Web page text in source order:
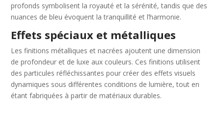
profonds symbolisent la royauté et la sérénité, tandis que des
nuances de bleu évoquent la tranquillité et l’harmonie.
Effets spéciaux et métalliques
Les finitions métalliques et nacrées ajoutent une dimension
de profondeur et de luxe aux couleurs. Ces finitions utilisent
des particules réfléchissantes pour créer des effets visuels
dynamiques sous différentes conditions de lumière, tout en
étant fabriquées à partir de matériaux durables.